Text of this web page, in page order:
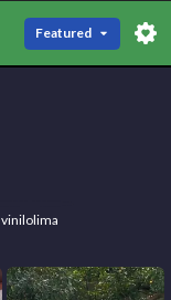
Featured
vinilolima